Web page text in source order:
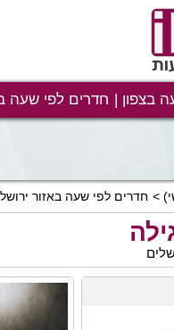
בצפון חדרים לפי שעה
חדרים לפי שעה באזור